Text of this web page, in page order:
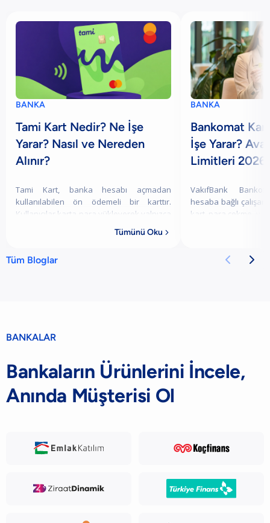
BANKA
Tami Kart Nedir? Ne İşe
Yarar? Nasıl ve Nereden
Alınır?
Tami Kart, banka hesabı açmadan
kullanılabilen ön ödemeli bir karttır.
Kullanıcılar karta para yükleyerek yalnızca
yapabilir. Bu nedenle kredi kartlarında
Tümünü Oku 
BANKA
Bankomat
İşe Yarar?
Limitleri 2026
VakıfBank
hesaba bağlı
kart, para çekme,
Tüm Bloglar  
BANKALAR
Bankaların Ürünlerini İncele,
Anında Müşterisi Ol